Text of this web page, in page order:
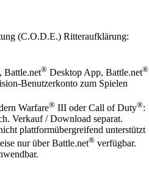
(C.O.D.E.) Ritteraufklärung:
Battle.net® Desktop App, Battle.net®
Benutzerkonto zum Spielen
Warfare® III oder Call of Duty®:
Verkauf / Download separat.
plattformübergreifend unterstützt
nur über Battle.net® verfügbar.